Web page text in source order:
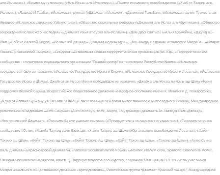
аль-Исламия»), «Братья-мусульмане» («Аль-Ихван аль-Муслимун»), «Партия исламского освобождения» («Хизб ут-Тахрир аль-
Ислами»), «Лашкар-И-Тайба», «Исламская группа» («Джамаат-и-Ислами»), «Движение Талибан», «Исламская партия Туркестана»
(бывшее «Исламское движение Узбекистана»), «Общество социальных реформ» («Джамият аль-Ислах аль-Иджтимаи»), «Общество
возрождения исламского наследия» («Джамият Ихья ат-Тураз аль-Ислами»), «Дом двух святых» («Аль-Харамейн»), «Джунд аш-
Шам» (Войско Великой Сирии), «Исламский джихад – Джамаат моджахедов», «Аль-Каида в странах исламского Магриба», «Имарат
Кавказ» («Кавказский Эмират»), «Синдикат «Автономная боевая террористическая организация (АБТО)», «Террористическое
сообщество - структурное подразделение организации "Правый сектор" на территории Республики Крым», «Исламское
государство» (другие названия: «Исламское Государство Ирака и Сирии», «Исламское Государство Ирака и Леванта», «Исламское
Государство Ирака и Шама»), Джебхат ан-Нусра (Фронт победы)(другие названия: «Джабха аль-Нусра ли-Ахль аш-Шам» (Фронт
поддержки Великой Сирии), Всероссийское общественное движение «Народное ополчение имени К. Минина и Д. Пожарского»,
«Аджр от Аллаха Субхану уа Тагьаля SHAM» (Благословение от Аллаха милоственного и милосердного СИРИЯ), Международное
религиозное объединение «АУМ Синрике» (AumShinrikyo, AUM, Aleph), «Муджахеды джамаата Ат-Тавхида Валь-Джихад»,
«Чистопольский Джамаат», «Рохнамо ба суи давлати исломи» («Путеводитель в исламское государство»), «Террористическое
сообщество «Сеть», «Катиба Таухид валь-Джихад», «Хайят Тахрир аш-Шам» («Организация освобождения Леванта», «Хайят
Тахрир аш-Шам», «Хейят Тахрир аш-Шам», «Хейят Тахрир Аш-Шам», «Хайят Тахри аш-Шам», «Тахрир аш-Шам»), «Ахлю Сунна
Валь Джамаа» («Красноярский джамаат»), «National Socialism/White Power» («NS/WP, NS/WP Crew, Sparrows Crew/White Power,
Национал-социализм/Белаясила, власть»), Террористическое сообщество, созданное Мальцевым В.В. из числа участников
Межрегионального общественного движения «Артподготовка», Религиозная группа “Джамаат “Красный пахарь”, Международное